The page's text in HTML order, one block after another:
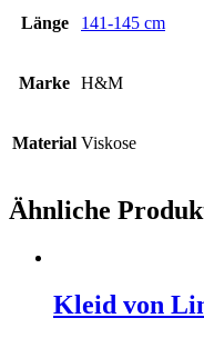
Länge 141-145 cm
Marke H&M
Material Viskose
Ähnliche
Kleid von